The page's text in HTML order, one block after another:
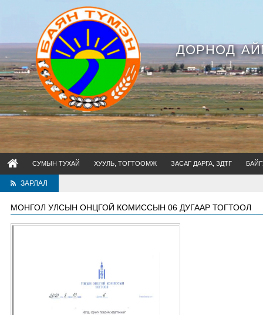
ДОРНОД
СУМЫН ТУХАЙ ХУУЛЬ, ТОГТООМЖ ЗАСАГ ДАРГА, ЗДТГ
ЗАРЛАЛ
МОНГОЛ УЛСЫН ОНЦГОЙ КОМИССЫН 06 ДУГААР ТОГТООЛ